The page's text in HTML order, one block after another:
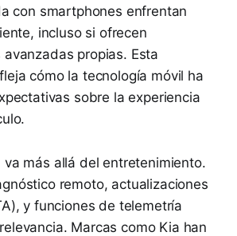
con smartphones enfrentan
incluso si ofrecen
propias. Esta
cómo la tecnología móvil ha
sobre la experiencia
más allá del entretenimiento.
remoto, actualizaciones
y funciones de telemetría
Marcas como Kia han